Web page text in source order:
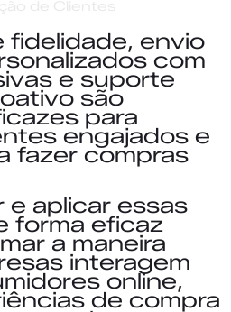
fidelidade, envio
com
e suporte
são
para
engajados e
fazer compras
aplicar essas
forma eficaz
a maneira
interagem
online,
de compra